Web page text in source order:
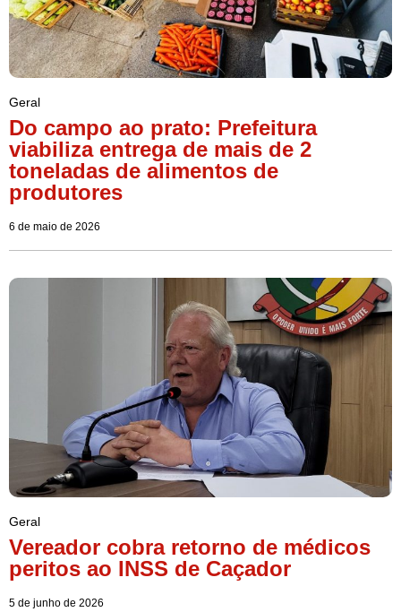
Geral
Do campo ao prato: Prefeitura
viabiliza entrega de mais de 2
toneladas de alimentos de
produtores
6 de maio de 2026
Geral
Vereador cobra retorno de médicos
peritos ao INSS de Caçador
5 de junho de 2026